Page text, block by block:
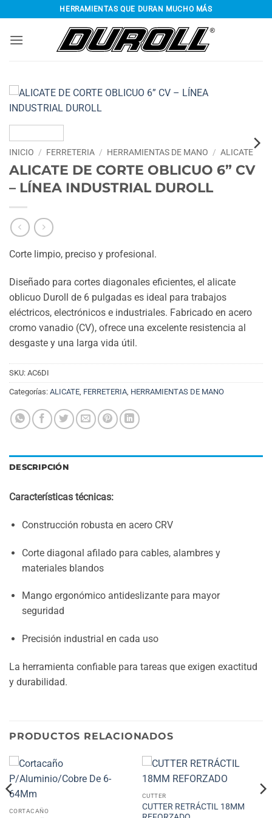
al
contenido
HERRAMIENTAS QUE DURAN MUCHO MÁS
INICIO / FERRETERIA / HERRAMIENTAS DE MANO / ALICATE
ALICATE DE CORTE OBLICUO 6” CV
– LÍNEA INDUSTRIAL DUROLL
Corte limpio, preciso y profesional.
Diseñado para cortes diagonales eficientes, el alicate
oblicuo Duroll de 6 pulgadas es ideal para trabajos
eléctricos, electrónicos e industriales. Fabricado en acero
cromo vanadio (CV), ofrece una excelente resistencia al
desgaste y una larga vida útil.
SKU: AC6DI
Categorías: ALICATE, FERRETERIA, HERRAMIENTAS DE MANO
DESCRIPCIÓN
Características técnicas:
Construcción robusta en acero CRV
Corte diagonal afilado para cables, alambres y
materiales blandos
Mango ergonómico antideslizante para mayor
seguridad
Precisión industrial en cada uso
La herramienta confiable para tareas que exigen exactitud
y durabilidad.
PRODUCTOS RELACIONADOS
CORTACAÑO
CUTTER
CUTTER RETRÁCTIL 18MM